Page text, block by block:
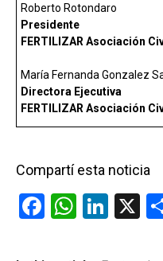
Roberto Rotondaro
Presidente
FERTILIZAR Asociación
María Fernanda Gonzalez
Directora Ejecutiva
FERTILIZAR Asociación
Compartí esta noticia
F
W Li
X